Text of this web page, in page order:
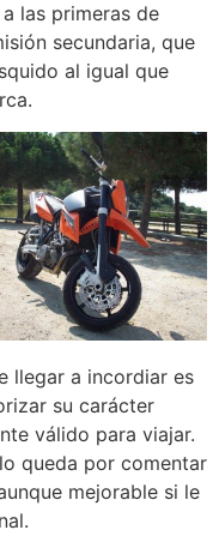
las primeras de
secundaria, que
al igual que
llegar a incordiar es
su carácter
válido para viajar.
queda por comentar
mejorable si le